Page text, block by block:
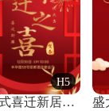
H5
中式喜迁新居乔迁之喜邀请函宴会请帖